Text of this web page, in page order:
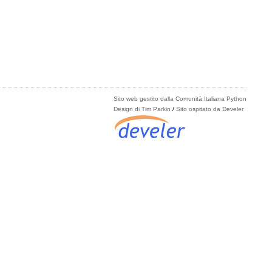
Sito web gestito dalla Comunità Italiana Python
Design di Tim Parkin /Sito ospitato da Develer